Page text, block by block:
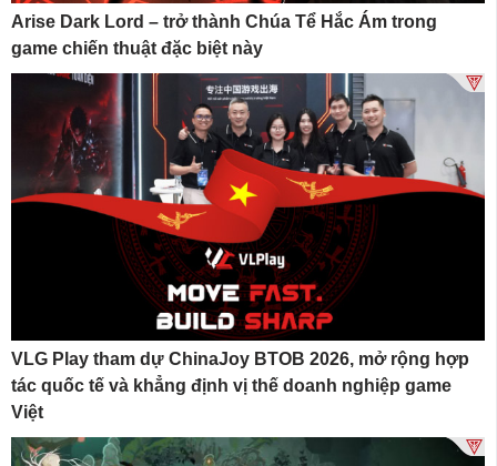
Arise Dark Lord – trở thành Chúa Tể Hắc Ám trong
game chiến thuật đặc biệt này
VLG Play tham dự ChinaJoy BTOB 2026, mở rộng hợp
tác quốc tế và khẳng định vị thế doanh nghiệp game
Việt